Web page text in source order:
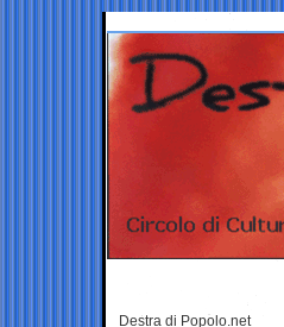
Destra di Popolo.net